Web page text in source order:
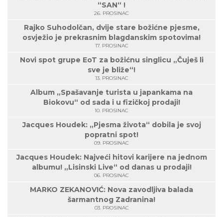
“SAN“ !
26. PROSINAC
Rajko Suhodolčan, dvije stare božićne pjesme,
osvježio je prekrasnim blagdanskim spotovima!
17. PROSINAC
Novi spot grupe EoT za božićnu singlicu „Čuješ li
sve je bliže“!
13. PROSINAC
Album „Spašavanje turista u japankama na
Biokovu“ od sada i u fizičkoj prodaji!
10. PROSINAC
Jacques Houdek: „Pjesma života“ dobila je svoj
popratni spot!
09. PROSINAC
Jacques Houdek: Najveći hitovi karijere na jednom
albumu! „Lisinski Live“ od danas u prodaji!
06. PROSINAC
MARKO ZEKANOVIĆ: Nova zavodljiva balada
šarmantnog Zadranina!
03. PROSINAC